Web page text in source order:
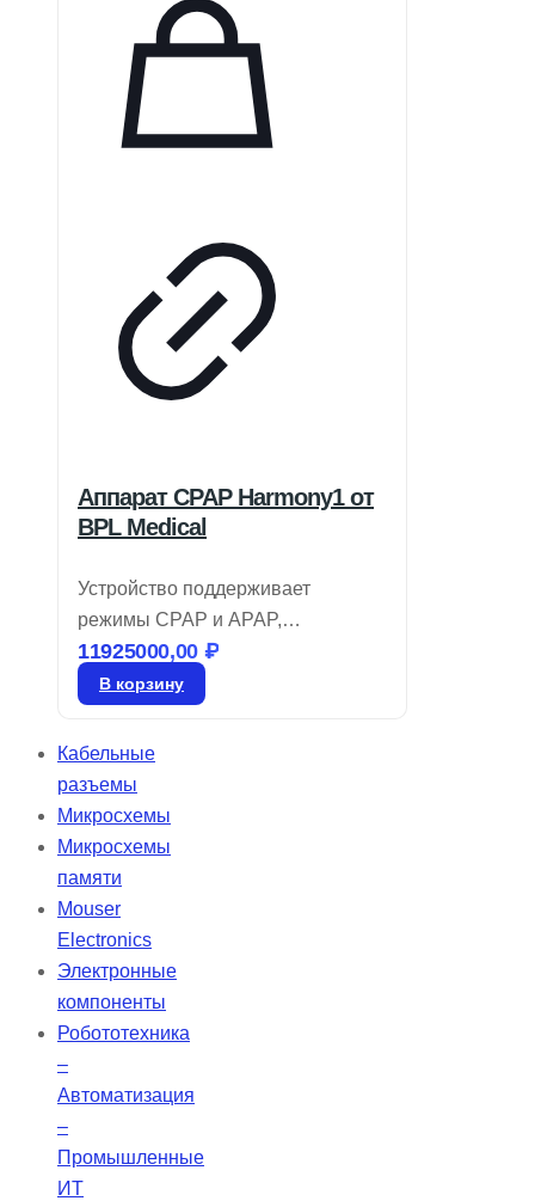
Аппарат CPAP Harmony1 от
BPL Medical
Устройство поддерживает
режимы CPAP и APAP,
оборудовано увлажнителем с
функцией предварительного
автоматическую регулировку
энергосбережения и
с высоким разрешением на срок
11925000,00 ₽
В корзину
Кабельные
разъемы
Микросхемы
Микросхемы
памяти
Mouser
Electronics
Электронные
компоненты
Робототехника
–
Автоматизация
–
Промышленные
ИТ